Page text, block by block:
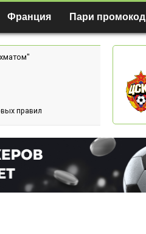
Франция Пари промокод
правил